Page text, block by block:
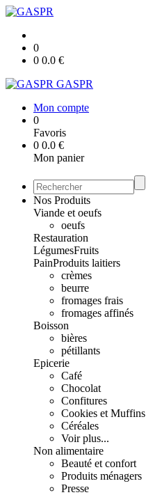
0
0 0.0 €
GASPR
Mon compte
0
Favoris
0 0.0 €
Mon panier
Nos Produits
Viande et oeufs
oeufs
Restauration
LégumesFruits
PainProduits laitiers
crèmes
beurre
fromages frais
fromages affinés
Boisson
bières
pétillants
Epicerie
Café
Chocolat
Confitures
Cookies et Muffins
Céréales
Voir plus...
Non alimentaire
Beauté et confort
Produits ménagers
Presse